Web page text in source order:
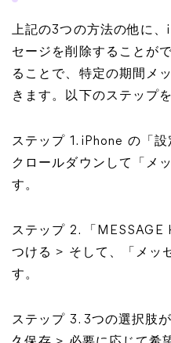
上記の3つの方法の他に
セージを削除することが
ることで、特定の期間メ
きます。以下のステップ
ステップ 1. iPhone の「
クロールダウンして「メ
す。
ステップ 2. 「MESSAGE
つける > そして、「メッ
す。
ステップ 3. 3つの選択肢